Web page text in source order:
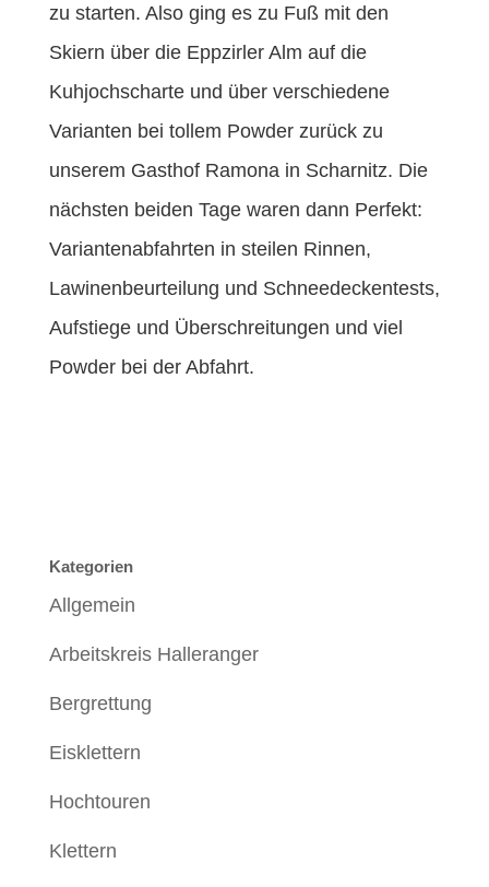
zu starten. Also ging es zu Fuß mit den
Skiern über die Eppzirler Alm auf die
Kuhjochscharte und über verschiedene
Varianten bei tollem Powder zurück zu
unserem Gasthof Ramona in Scharnitz. Die
nächsten beiden Tage waren dann Perfekt:
Variantenabfahrten in steilen Rinnen,
Lawinenbeurteilung und Schneedeckentests,
Aufstiege und Überschreitungen und viel
Powder bei der Abfahrt.
Kategorien
Allgemein
Arbeitskreis Halleranger
Bergrettung
Eisklettern
Hochtouren
Klettern